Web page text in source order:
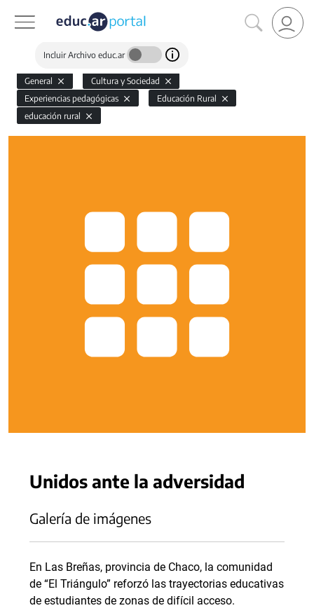
Incluir Archivo educ.ar
General
Cultura y Sociedad
Experiencias pedagógicas
Educación Rural
educación rural
Unidos ante la adversidad
Galería de imágenes
En Las Breñas, provincia de Chaco, la comunidad
de “El Triángulo” reforzó las trayectorias educativas
de estudiantes de zonas de difícil acceso.